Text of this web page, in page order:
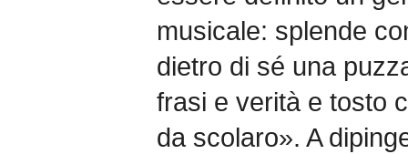
musicale: splende
dietro di sé una
frasi e verità e tosto
da scolaro». A